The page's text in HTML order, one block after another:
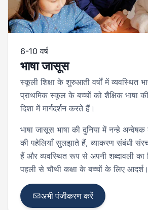
6-10 वर्ष
भाषा जासूस
स्कूली शिक्षा के शुरुआती वर्षों में व्यवस्थित
प्राथमिक स्कूल के बच्चों को शैक्षिक भाषा
दिशा में मार्गदर्शन करते हैं।
भाषा जासूस भाषा की दुनिया में नन्हे
की पहेलियाँ सुलझाते हैं, व्याकरण संबंधी
हैं और व्यवस्थित रूप से अपनी शब्दावली का
पहली से चौथी कक्षा के बच्चों के लिए आदर्श।
अभी पंजीकरण करें